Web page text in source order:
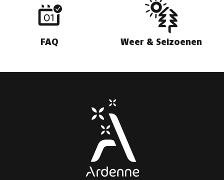
FAQ Weer & Seizoenen